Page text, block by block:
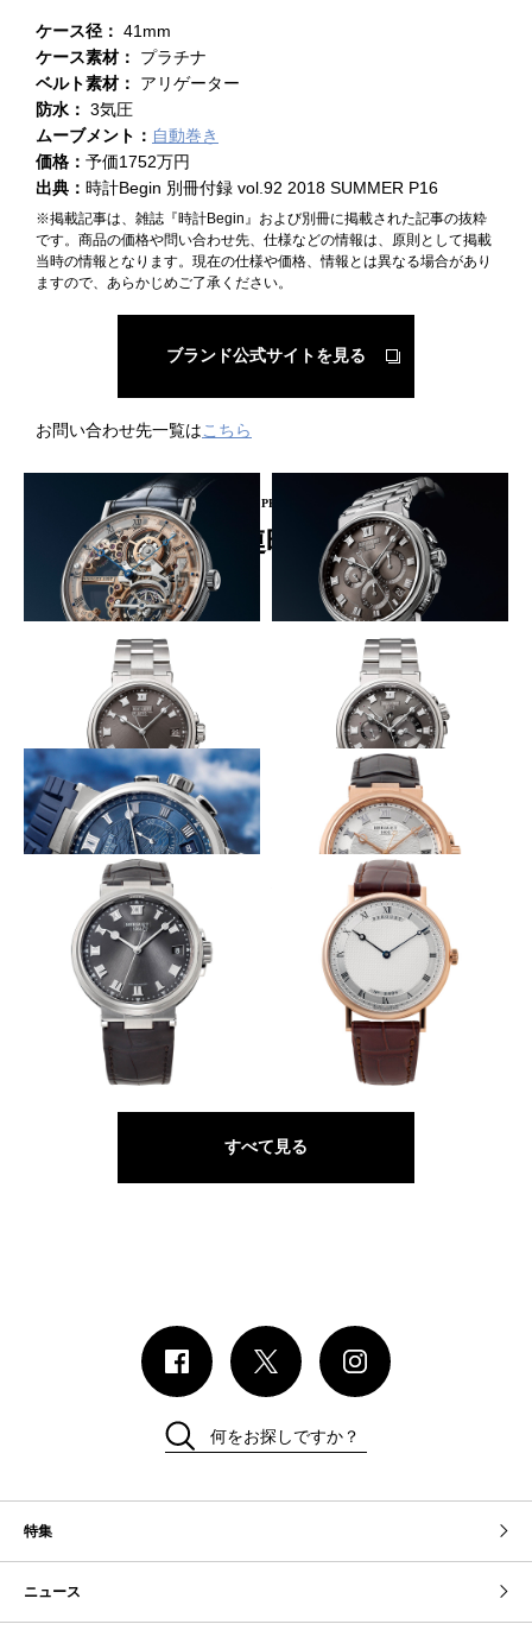
ケース径： 41mm
ケース素材： プラチナ
ベルト素材： アリゲーター
防水： 3気圧
ムーブメント： 自動巻き
価格： 予価1752万円
出典： 時計Begin 別冊付録 vol.92 2018 SUMMER P16
※掲載記事は、雑誌『時計Begin』および別冊に掲載された記事の抜粋
です。商品の価格や問い合わせ先、仕様などの情報は、原則として掲載
当時の情報となります。現在の仕様や価格、情報とは異なる場合があり
ますので、あらかじめご了承ください。
ブランド公式サイトを見る
お問い合わせ先一覧はこちら
PICKUP PRODUCT
関連時計
22金プレートをスケルトナイズ
クラシック トゥールビヨン エ
クストラフラット スケルトン
モノトーンに装うフライバッククロ
マリーン クロノグラフ 5527
構造に工夫が光る新チタンブレス
BREGUET
マリーン 5517
チタンの外装で旅歩きを軽やかに
マリーン アラーム ミュージカ
ル 5547
青いダイヤルに波頭が連なり踊る
BREGUET
マリーン・クロノグラフ 5527
外観に調和する重量感と爽快さ
BREGUET
マリーン 5517
軽量な素材でスポーティに
マリーン 5517
赤みで重量感を添える薄型ドレス
クラシック エクストラ-フラッ
すべて見る
特集
ニュース
何をお探しですか？